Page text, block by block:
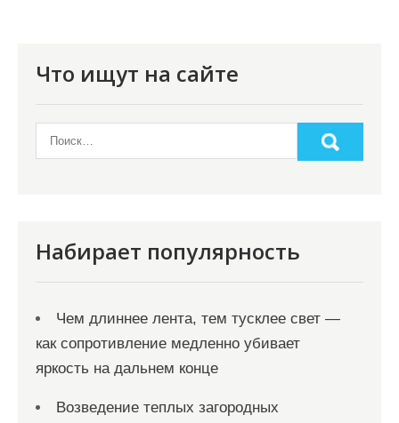
Что ищут на сайте
Набирает популярность
Чем длиннее лента, тем тусклее свет —
как сопротивление медленно убивает
яркость на дальнем конце
Возведение теплых загородных